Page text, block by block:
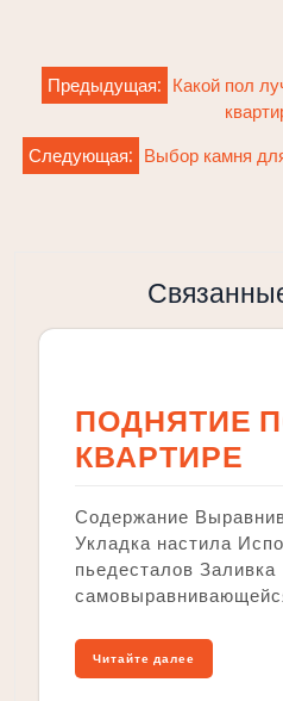
Навигация
по
записям
Предыдущая: Какой пол
Следующая: Выбор камня
ПОДНЯТИЕ
КВАРТИРЕ
Содержание
Укладка настила
пьедесталов Заливка
Читайте далее